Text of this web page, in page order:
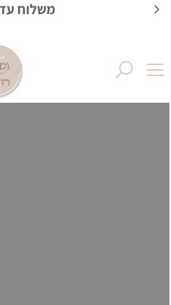
משלוח עד בית הלקוח